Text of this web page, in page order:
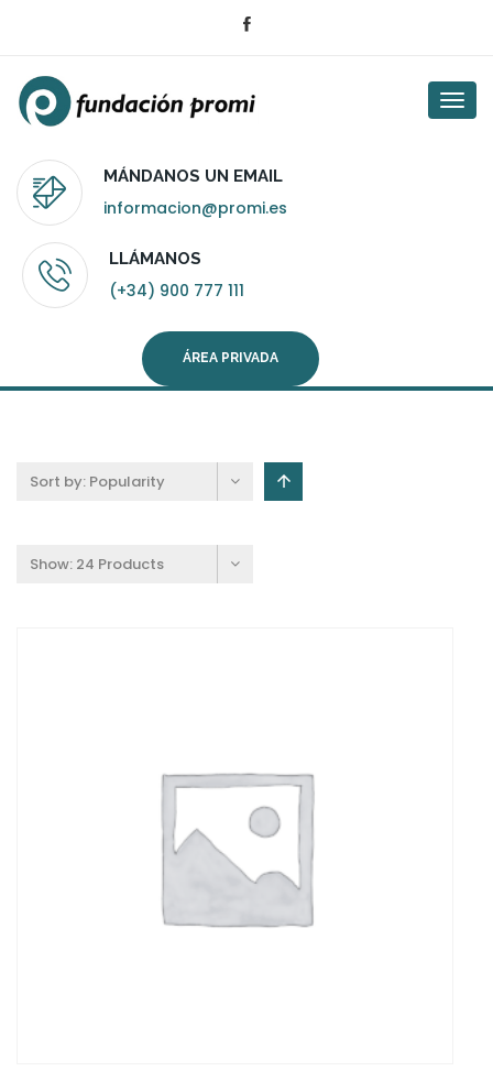
MÁNDANOS UN EMAIL
informacion@promi.es
LLÁMANOS
(+34) 900 777 111
ÁREA PRIVADA
Sort by: Popularity
Show: 24 Products